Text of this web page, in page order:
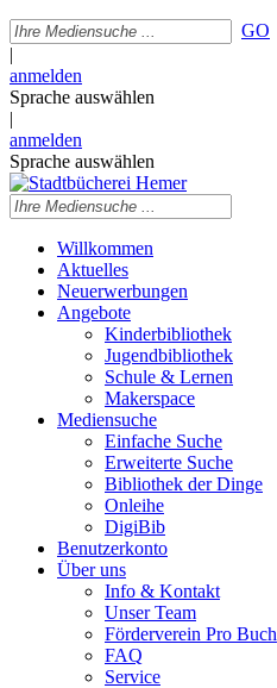
GO
|
anmelden
Sprache auswählen
|
anmelden
Sprache auswählen
Willkommen
Aktuelles
Neuerwerbungen
Angebote
Kinderbibliothek
Jugendbibliothek
Schule & Lernen
Makerspace
Mediensuche
Einfache Suche
Erweiterte Suche
Bibliothek der Dinge
Onleihe
DigiBib
Benutzerkonto
Über uns
Info & Kontakt
Unser Team
Förderverein Pro Buch
FAQ
Service